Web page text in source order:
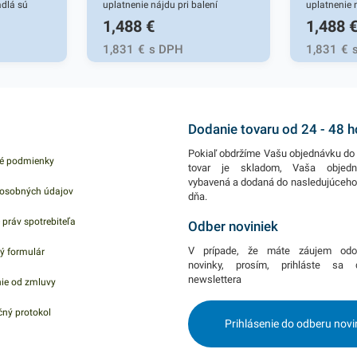
sú
aj o
sú
500ks
uplatnenie nájdu pri balení
rôznych darčekových predmetov a
iného tovaru, ktorý je potrebný
rýchlo a efektívne zabaliť. Tieto
svojmu zloženiu a ľahkej
rôznym tvarom predmetov. Vrecká
využijete naozaj kdekoľvek. Sú
ekologické, vyrobené z
recyklovateľného hnedého papiera,
širokej ponuke nájdete ďalšie
podobné produkty, ktoré vás
1,488 €
1,831 € s DPH
uplatnenie
rôznych
iného
rýchlo a
svojmu
rôznym
využijete
ktorý je
širokej
1,488 €
1,831 €
podmienky
údajov
práv spotrebiteľa
formulár
od zmluvy
protokol
Dodanie tovaru od 24 - 48
Pokiaľ obdržíme Vašu objednávku do
tovar je skladom, Vaša
vybavená a dodaná do
dňa.
Odber noviniek
V prípade, že máte záujem
novinky, prosím, prihláste sa
newslettera
Prihlásenie do odberu